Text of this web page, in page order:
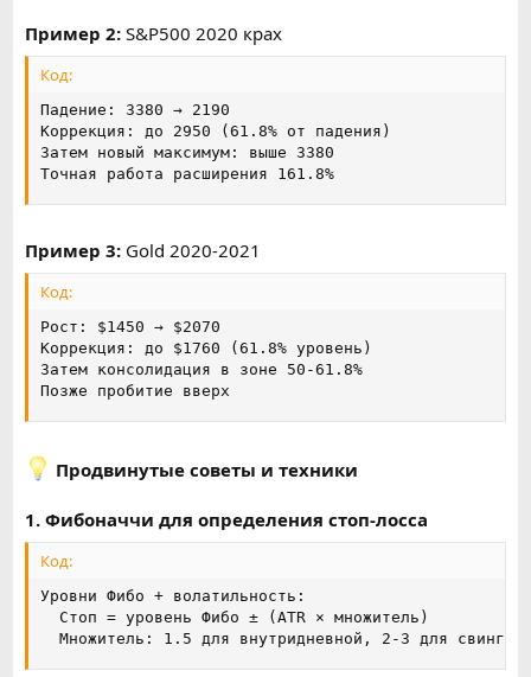
Пример 2: S&P500 2020 крах
Код:
Падение: 3380 → 2190
Коррекция: до 2950 (61.8% от падения)
Затем новый максимум: выше 3380
Точная работа расширения 161.8%
Пример 3: Gold 2020-2021
Код:
Рост: $1450 → $2070
Коррекция: до $1760 (61.8% уровень)
Затем консолидация в зоне 50-61.8%
Позже пробитие вверх
Продвинутые советы и техники
1. Фибоначчи для определения стоп-лосса
Код:
Уровни Фибо + волатильность:
  Стоп = уровень Фибо ± (ATR × множитель)
  Множитель: 1.5 для внутридневной, 2-3 для свинга